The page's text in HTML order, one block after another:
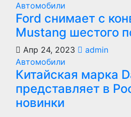
Автомобили
Ford снимает с
Mustang шестого
Апр 24, 2023
admin
Автомобили
Китайская марка
представляет в
новинки